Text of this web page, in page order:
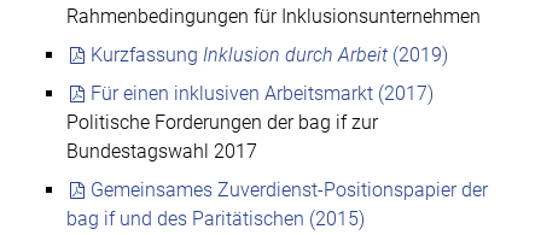
Rahmenbedingungen für Inklusionsunternehmen
KurzfassungInklusion durch Arbeit (2019)
Für einen inklusiven Arbeitsmarkt (2017)
Politische Forderungen der bag if zur
Bundestagswahl 2017
Gemeinsames Zuverdienst-Positionspapier der
bag if und des Paritätischen (2015)